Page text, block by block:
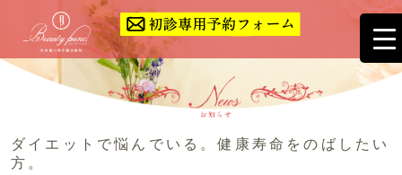
ダイエットで悩んでいる。健康寿命をのばしたい
方。